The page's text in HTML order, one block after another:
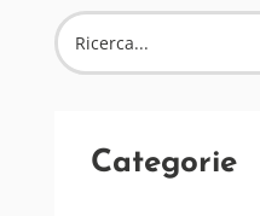
Categorie